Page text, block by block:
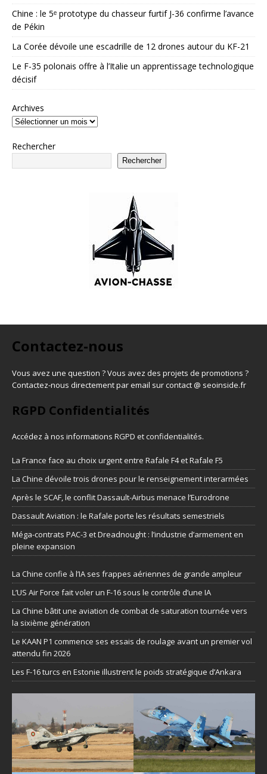
Chine : le 5ᵉ prototype du chasseur furtif J-36 confirme l’avance
de Pékin
La Corée dévoile une escadrille de 12 drones autour du KF-21
Le F-35 polonais offre à l’Italie un apprentissage technologique
décisif
Archives
Rechercher
Rechercher
Contactez-nous
Vous avez une question ? Vous avez des projets de promotions ?
Contactez-nous directement par email sur contact @ seoinside.fr
RGPD Confidentialités
Accédez à nos informations RGPD et confidentialités.
La France face au choix urgent entre Rafale F4 et Rafale F5
La Chine dévoile trois drones pour le renseignement interarmées
Après le SCAF, le conflit Dassault-Airbus menace l’Eurodrone
Dassault Aviation : le Rafale porte les résultats semestriels
Méga-contrats PAC-3 et Dreadnought : l’industrie d’armement en
pleine expansion
La Chine confie à l’IA ses frappes aériennes de grande ampleur
L’US Air Force fait voler un F-16 sous le contrôle d’une IA
La Chine bâtit une aviation de combat de saturation tournée vers
la sixième génération
Le KAAN P1 commence ses essais de roulage avant un premier vol
attendu fin 2026
Les F-16 turcs en Estonie illustrent le poids stratégique d’Ankara